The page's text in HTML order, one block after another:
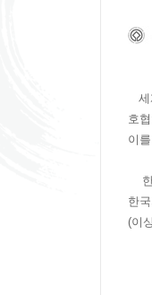
세
호
이
한
한
(이